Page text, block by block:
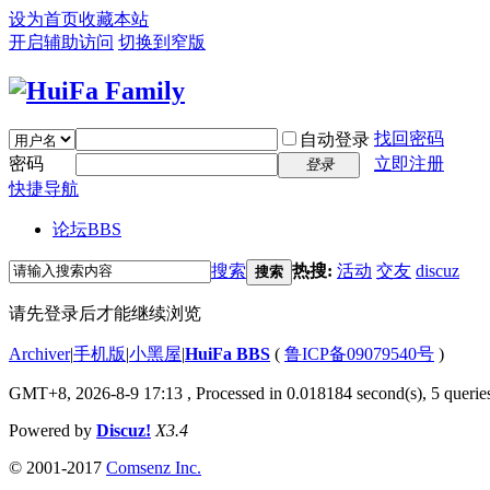
设为首页收藏本站
开启辅助访问 切换到窄版
自动登录 找回密码
密码
登录
立即注册
快捷导航
论坛BBS
搜索 搜索 热搜: 活动 交友 discuz
请先登录后才能继续浏览
Archiver|手机版|小黑屋|HuiFa BBS ( 鲁ICP备09079540号 )
GMT+8, 2026-8-9 17:13 , Processed in 0.018184 second(s), 5
Powered by Discuz! X3.4
© 2001-2017 Comsenz Inc.